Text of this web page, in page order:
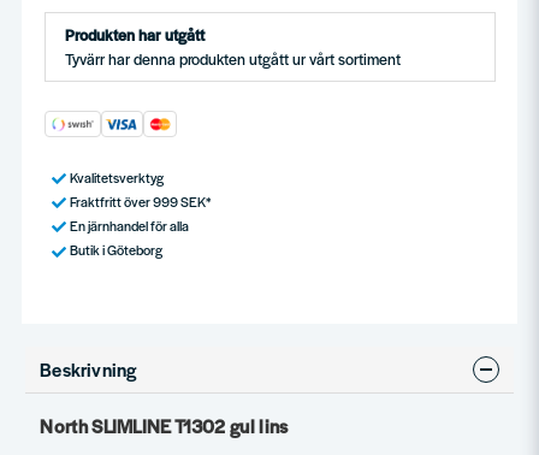
Produkten har utgått
Tyvärr har denna produkten utgått ur vårt sortiment
Kvalitetsverktyg
Fraktfritt över 999 SEK*
En järnhandel för alla
Butik i Göteborg
Beskrivning
North SLIMLINE T1302 gul lins